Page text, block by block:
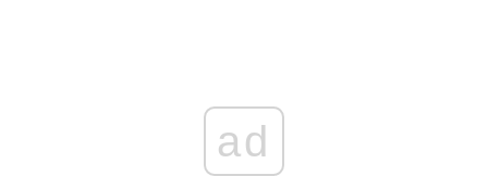
ad